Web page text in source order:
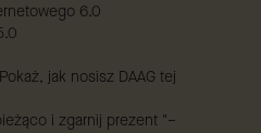
6.0
jak nosisz DAAG tej
i zgarnij prezent "–